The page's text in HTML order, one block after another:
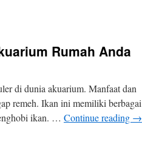
Rumah Anda
di dunia akuarium. Manfaat dan
remeh. Ikan ini memiliki berbagai
ikan. … Continue reading →